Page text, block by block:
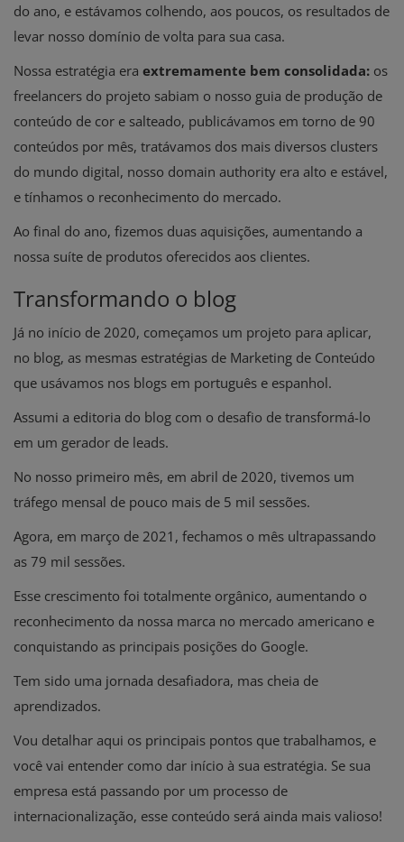
do ano, e estávamos colhendo, aos poucos, os resultados de
levar nosso domínio de volta para sua casa.
Nossa estratégia era extremamente bem consolidada: os
freelancers do projeto sabiam o nosso guia de produção de
conteúdo de cor e salteado, publicávamos em torno de 90
conteúdos por mês, tratávamos dos mais diversos clusters
do mundo digital, nosso domain authority era alto e estável,
e tínhamos o reconhecimento do mercado.
Ao final do ano, fizemos duas aquisições, aumentando a
nossa suíte de produtos oferecidos aos clientes.
Transformando o blog
Já no início de 2020, começamos um projeto para aplicar,
no blog, as mesmas estratégias de Marketing de Conteúdo
que usávamos nos blogs em português e espanhol.
Assumi a editoria do blog com o desafio de transformá-lo
em um gerador de leads.
No nosso primeiro mês, em abril de 2020, tivemos um
tráfego mensal de pouco mais de 5 mil sessões.
Agora, em março de 2021, fechamos o mês ultrapassando
as 79 mil sessões.
Esse crescimento foi totalmente orgânico, aumentando o
reconhecimento da nossa marca no mercado americano e
conquistando as principais posições do Google.
Tem sido uma jornada desafiadora, mas cheia de
aprendizados.
Vou detalhar aqui os principais pontos que trabalhamos, e
você vai entender como dar início à sua estratégia. Se sua
empresa está passando por um processo de
internacionalização, esse conteúdo será ainda mais valioso!